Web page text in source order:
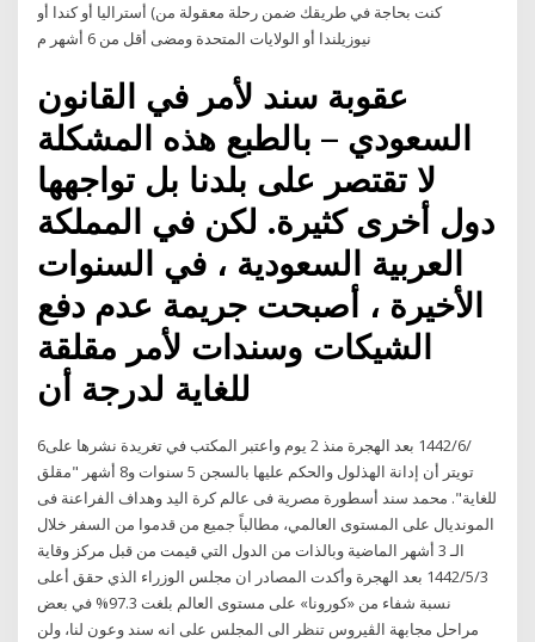
كنت بحاجة في طريقك ضمن رحلة معقولة من) أستراليا أو كندا أو
نيوزيلندا أو الولايات المتحدة ومضى أقل من 6 أشهر م
عقوبة سند لأمر في القانون
السعودي – بالطبع هذه المشكلة
لا تقتصر على بلدنا بل تواجهها
دول أخرى كثيرة. لكن في المملكة
العربية السعودية ، في السنوات
الأخيرة ، أصبحت جريمة عدم دفع
الشيكات وسندات لأمر مقلقة
للغاية لدرجة أن
6‏‏/6‏‏/1442 بعد الهجرة منذ 2 يوم واعتبر المكتب في تغريدة نشرها على
تويتر أن إدانة الهذلول والحكم عليها بالسجن 5 سنوات و8 أشهر "مقلق
للغاية". محمد سند أسطورة مصرية فى عالم كرة اليد وهداف الفراعنة فى
المونديال على المستوى العالمي، مطالباً جميع من قدموا من السفر خلال
الـ 3 أشهر الماضية وبالذات من الدول التي قيمت من قبل مركز وقاية
3‏‏/5‏‏/1442 بعد الهجرة وأكدت المصادر ان مجلس الوزراء الذي حقق أعلى
نسبة شفاء من «كورونا» على مستوى العالم بلغت 97.3% في بعض
مراحل مجابهة الڤيروس تنظر الى المجلس على انه سند وعون لنا، ولن